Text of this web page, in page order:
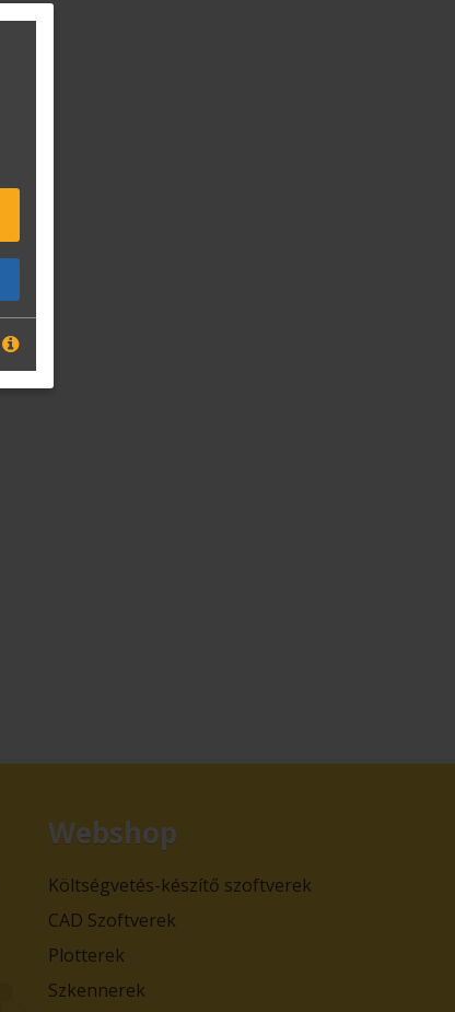
Webshop
Költségvetés-készítő szoftverek
CAD Szoftverek
Plotterek
Szkennerek